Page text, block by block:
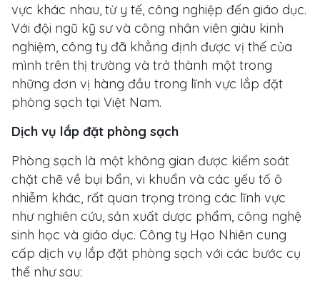
vực khác nhau, từ y tế, công nghiệp đến giáo dục.
Với đội ngũ kỹ sư và công nhân viên giàu kinh
nghiệm, công ty đã khẳng định được vị thế của
mình trên thị trường và trở thành một trong
những đơn vị hàng đầu trong lĩnh vực lắp đặt
phòng sạch tại Việt Nam.
Dịch vụ lắp đặt phòng sạch
Phòng sạch là một không gian được kiểm soát
chặt chẽ về bụi bẩn, vi khuẩn và các yếu tố ô
nhiễm khác, rất quan trọng trong các lĩnh vực
như nghiên cứu, sản xuất dược phẩm, công nghệ
sinh học và giáo dục. Công ty Hạo Nhiên cung
cấp dịch vụ lắp đặt phòng sạch với các bước cụ
thể như sau: